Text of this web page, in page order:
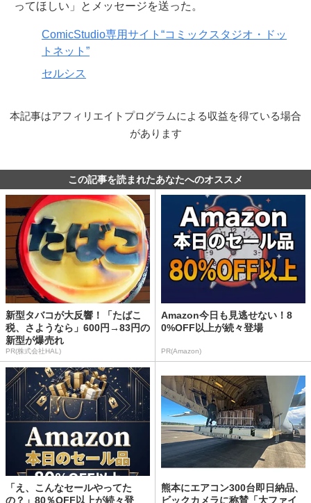
ってほしい」とメッセージを送った。
ComicStudio専用サイト“コミックスタジオ・ドッ
トネット”
セルシス
本記事はアフィリエイトプログラムによる収益を得ている場合
があります
この記事を読まれたあなたへのオススメ
新型タバコが大反響！「たばこ
税、さようなら」600円→83円の
新型が爆売れ
PR(株式会社HAL)
Amazon今日も見逃せない！8
0%OFF以上が続々登場
PR(Amazon)
「え、こんなセールやってた
の？」80％OFF以上が続々登
熊本にエアコン300台即日納品、
ビックカメラに称賛「大ファイ